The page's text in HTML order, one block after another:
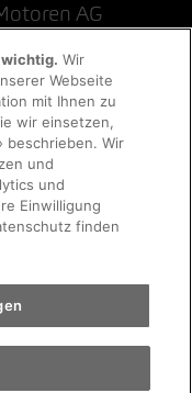
AG
Hinweise
AGB Jobs
wichtig. Wir
Webseite
mit Ihnen zu
wir einsetzen,
beschrieben. Wir
und
und
Einwilligung
finden